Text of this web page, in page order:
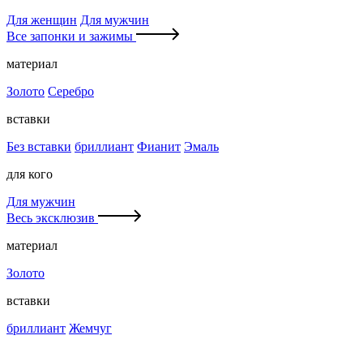
Для женщин Для мужчин
Все запонки и зажимы
материал
Золото Серебро
вставки
Без вставки бриллиант Фианит Эмаль
для кого
Для мужчин
Весь эксклюзив
материал
Золото
вставки
бриллиант Жемчуг